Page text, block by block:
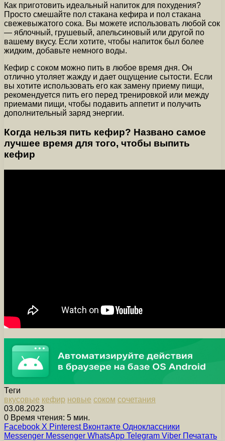
Как приготовить идеальный напиток для похудения?
Просто смешайте пол стакана кефира и пол стакана
свежевыжатого сока. Вы можете использовать любой сок
— яблочный, грушевый, апельсиновый или другой по
вашему вкусу. Если хотите, чтобы напиток был более
жидким, добавьте немного воды.
Кефир с соком можно пить в любое время дня. Он
отлично утоляет жажду и дает ощущение сытости. Если
вы хотите использовать его как замену приему пищи,
рекомендуется пить его перед тренировкой или между
приемами пищи, чтобы подавить аппетит и получить
дополнительный заряд энергии.
Когда нельзя пить кефир? Названо самое
лучшее время для того, чтобы выпить
кефир
Теги
вкусовые кефир новые соком сочетания
03.08.2023
0 Время чтения: 5 мин.
Facebook X Pinterest Вконтакте Одноклассники
Messenger Messenger WhatsApp Telegram Viber Печатать